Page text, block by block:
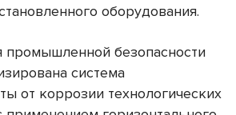
оборудования.
промышленной безопасности
система
от коррозии технологических